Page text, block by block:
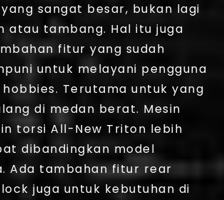
sangat besar, bukan lagi
atau tambang. Hal itu juga
fitur yang sudah
untuk melayani pengguna
Terutama untuk yang
di medan berat. Mesin
torsi All-New Triton lebih
dibandingkan model
Ada tambahan fitur rear
juga untuk kebutuhan di